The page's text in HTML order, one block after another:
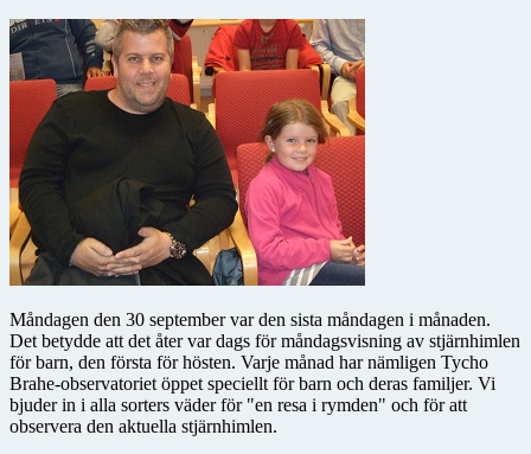
Måndagen den 30 september var den sista måndagen i månaden.
Det betydde att det åter var dags för måndagsvisning av stjärnhimlen
för barn, den första för hösten. Varje månad har nämligen Tycho
Brahe-observatoriet öppet speciellt för barn och deras familjer. Vi
bjuder in i alla sorters väder för "en resa i rymden" och för att
observera den aktuella stjärnhimlen.